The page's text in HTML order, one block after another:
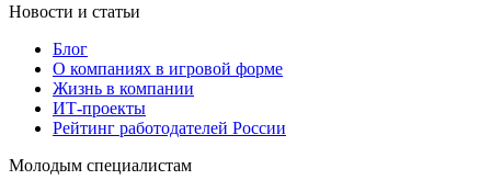
Новости и статьи
Блог
О компаниях в игровой форме
Жизнь в компании
ИТ-проекты
Рейтинг работодателей России
Молодым специалистам